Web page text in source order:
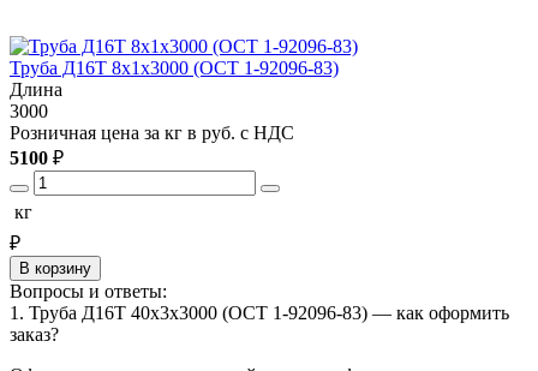
Труба Д16Т 8х1х3000 (ОСТ 1-92096-83)
Длина
3000
Розничная цена за кг в руб. с НДС
5100 ₽
кг
₽
В корзину
Вопросы и ответы:
1. Труба Д16Т 40х3х3000 (ОСТ 1-92096-83) — как оформить
заказ?